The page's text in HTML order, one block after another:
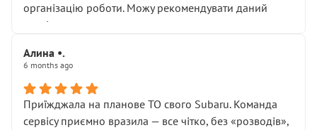
організацію роботи. Можу рекомендувати даний
сервіс.
Алина •.
6 months ago
Приїжджала на планове ТО свого Subaru. Команда
сервісу приємно вразила — все чітко, без «розводів»,